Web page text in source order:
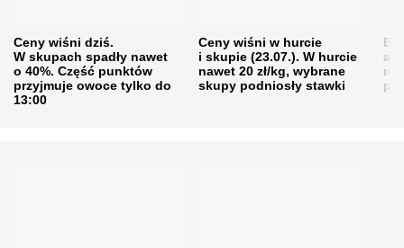
Ceny wiśni dziś.
W skupach spadły nawet
o 40%. Część punktów
przyjmuje owoce tylko do
13:00
Ceny wiśni w hurcie
i skupie (23.07.). W hurcie
nawet 20 zł/kg, wybrane
skupy podniosły stawki